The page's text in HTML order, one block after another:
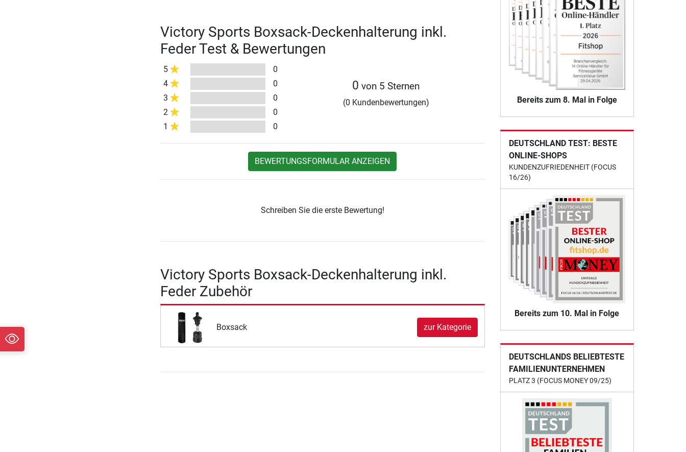
Victory Sports Boxsack-Deckenhalterung inkl.
Feder Test & Bewertungen
5
0
4
0
3
0
2
0
1
0
0 von 5 Sternen
(0 Kundenbewertungen)
BEWERTUNGSFORMULAR ANZEIGEN
Schreiben Sie die erste Bewertung!
Victory Sports Boxsack-Deckenhalterung inkl.
Feder Zubehör
Boxsack zur Kategorie
Bereits zum 8. Mal in Folge
DEUTSCHLAND TEST: BESTE
ONLINE-SHOPS
KUNDENZUFRIEDENHEIT (FOCUS
16/26)
Bereits zum 10. Mal in Folge
DEUTSCHLANDS BELIEBTESTE
FAMILIENUNTERNEHMEN
PLATZ 3 (FOCUS MONEY 09/25)